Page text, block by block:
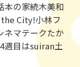
本の家続木美和
the City!小林フ
ネマテークたか
週目はsuiran土